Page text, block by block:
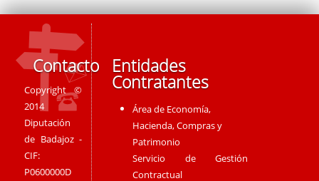
Contacto
Copyright ©
2014
Diputación
de Badajoz -
CIF:
P0600000D
Entidades
Contratantes
Área de Economía,
Hacienda, Compras y
Patrimonio
Servicio de Gestión
Contractual